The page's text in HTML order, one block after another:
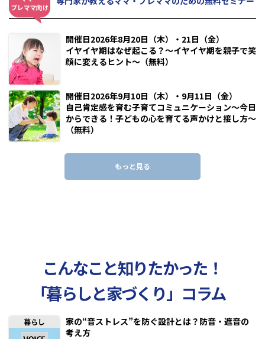
開催日2026年8月20日（木）・21日（金）
イヤイヤ期はなぜ起こる？～イヤイヤ期を親子で笑
顔に変えるヒント～（無料）
開催日2026年9月10日（木）・9月11日（金）
自己肯定感を育む子育てコミュニケーション～今日
からできる！子どもの心を育てる声かけと接し方～
（無料）
もっと見る
こんなこと知りたかった！
「暮らしと家づくり」コラム
暮らし
家の“音ストレス”を防ぐ設計とは？防音・遮音の
考え方